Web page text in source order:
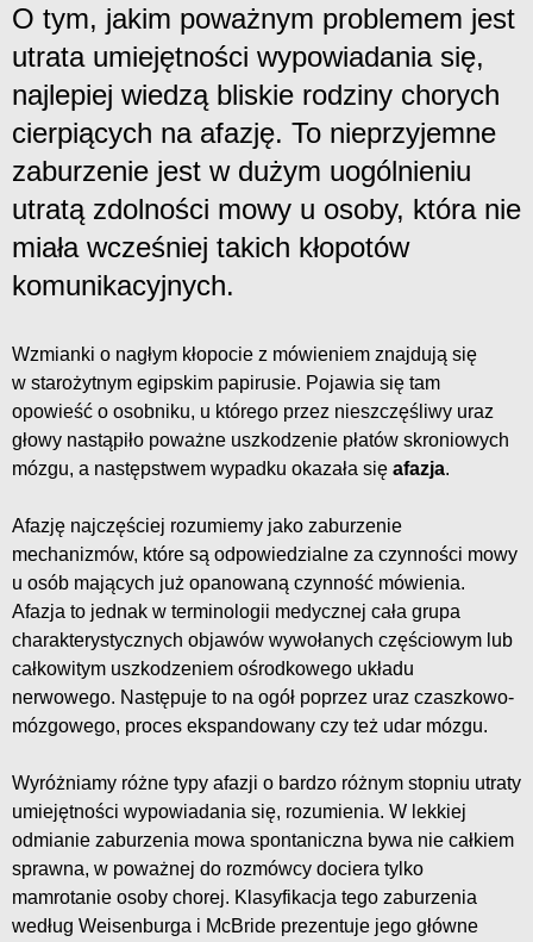
O tym, jakim poważnym problemem jest
utrata umiejętności wypowiadania się,
najlepiej wiedzą bliskie rodziny chorych
cierpiących na afazję. To nieprzyjemne
zaburzenie jest w dużym uogólnieniu
utratą zdolności mowy u osoby, która nie
miała wcześniej takich kłopotów
komunikacyjnych.
Wzmianki o nagłym kłopocie z mówieniem znajdują się
w starożytnym egipskim papirusie. Pojawia się tam
opowieść o osobniku, u którego przez nieszczęśliwy uraz
głowy nastąpiło poważne uszkodzenie płatów skroniowych
mózgu, a następstwem wypadku okazała się afazja.
Afazję najczęściej rozumiemy jako zaburzenie
mechanizmów, które są odpowiedzialne za czynności mowy
u osób mających już opanowaną czynność mówienia.
Afazja to jednak w terminologii medycznej cała grupa
charakterystycznych objawów wywołanych częściowym lub
całkowitym uszkodzeniem ośrodkowego układu
nerwowego. Następuje to na ogół poprzez uraz czaszkowo-
mózgowego, proces ekspandowany czy też udar mózgu.
Wyróżniamy różne typy afazji o bardzo różnym stopniu utraty
umiejętności wypowiadania się, rozumienia. W lekkiej
odmianie zaburzenia mowa spontaniczna bywa nie całkiem
sprawna, w poważnej do rozmówcy dociera tylko
mamrotanie osoby chorej. Klasyfikacja tego zaburzenia
według Weisenburga i McBride prezentuje jego główne